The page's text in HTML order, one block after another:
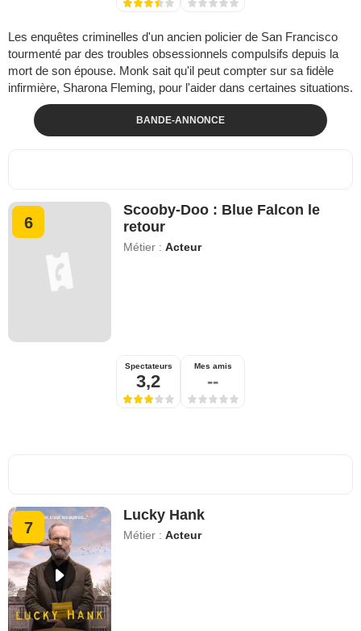
Les enquêtes criminelles d'un ancien policier de San Francisco
tourmenté par des troubles obsessionnels compulsifs depuis la
mort de son épouse. Monk sait qu'il peut compter sur sa fidèle
infirmière, Sharona Fleming, pour l'aider dans certaines situations.
BANDE-ANNONCE
6
Scooby-Doo : Blue Falcon le
retour
Métier :Acteur
Spectateurs
3,2
Mes amis
--
7
Lucky Hank
Métier :Acteur